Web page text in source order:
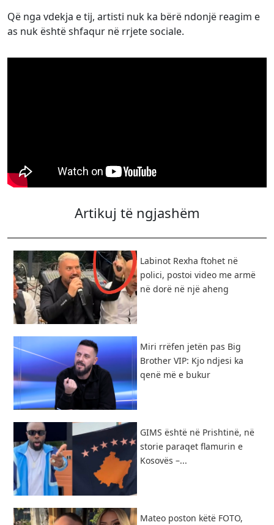
Që nga vdekja e tij, artisti nuk ka bërë ndonjë reagim e
as nuk është shfaqur në rrjete sociale.
Artikuj të ngjashëm
Labinot Rexha ftohet në
polici, postoi video me armë
në dorë në një aheng
Miri rrëfen jetën pas Big
Brother VIP: Kjo ndjesi ka
qenë më e bukur
GIMS është në Prishtinë, në
storie paraqet flamurin e
Kosovës –...
Mateo poston këtë FOTO,